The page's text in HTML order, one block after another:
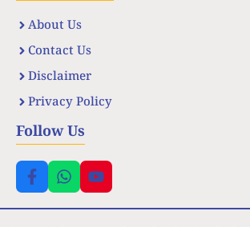
About Us
Contact Us
Disclaimer
Privacy Policy
Follow Us